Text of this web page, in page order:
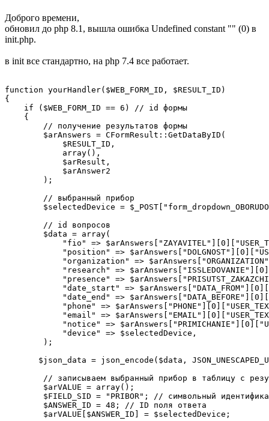
Доброго времени,
обновил до php 8.1, вышла ошибка Undefined constant "​" (0) в
init.php.
в init все стандартно, на php 7.4 все работает.
function yourHandler($WEB_FORM_ID, $RESULT_ID)
{
    if ($WEB_FORM_ID == 6) // id формы
    {
        // получение результатов формы
        $arAnswers = CFormResult::GetDataByID(
            $RESULT_ID,
            array(),
            $arResult,
            $arAnswer2
        );
        // выбранный прибор
$selectedDevice =
        // id вопросов
        $data = array(
"fio" =>
"position" =>
"organization" =>
"research" =>
"presence" =>
"date_start" =>
"date_end" =>
"phone" =>
"email" =>
"notice" =>
            "device" => $selectedDevice,
        );
$json_data = json_encode($data,
// записываем выбранный прибор в таблицу с
        $arVALUE = array();
$FIELD_SID = "PRIBOR"; // символьный
        $ANSWER_ID = 48; // ID поля ответа
        $arVALUE[$ANSWER_ID] = $selectedDevice;